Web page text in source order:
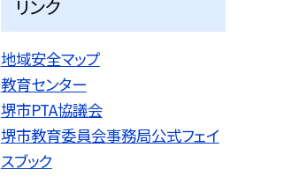
リンク
地域安全マップ
教育センター
堺市PTA協議会
堺市教育委員会事務局公式フェイ
スブック